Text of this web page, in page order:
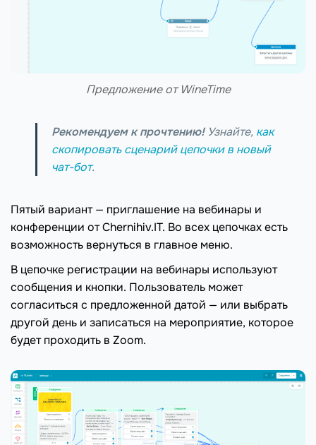
Предложение от WineTime
Рекомендуем к прочтению!Узнайте, как
скопировать сценарий цепочки в новый
чат-бот.
Пятый вариант — приглашение на вебинары и
конференции от Chernihiv.IT. Во всех цепочках есть
возможность вернуться в главное меню.
В цепочке регистрации на вебинары используют
сообщения и кнопки. Пользователь может
согласиться с предложенной датой — или выбрать
другой день и записаться на мероприятие, которое
будет проходить в Zoom.